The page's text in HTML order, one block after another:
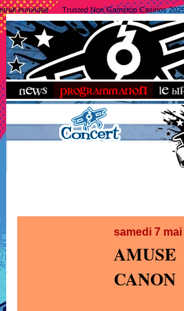
Immédiat Trusted Non Gamstop Casinos
samedi 7 mai
CANON